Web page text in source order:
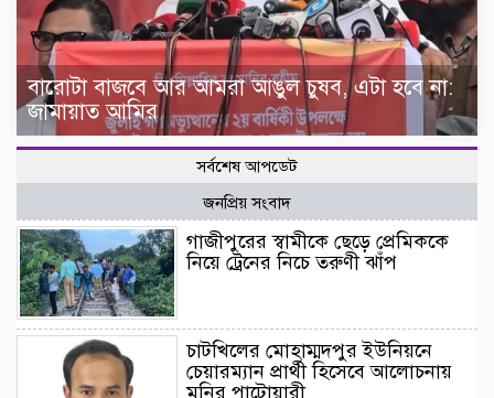
বারোটা বাজবে আর আমরা আঙুল চুষব, এটা হবে না:
জামায়াত আমির
সর্বশেষ আপডেট
জনপ্রিয় সংবাদ
গাজীপুরের স্বামীকে ছেড়ে প্রেমিককে
নিয়ে ট্রেনের নিচে তরুণী ঝাঁপ
চাটখিলের মোহাম্মদপুর ইউনিয়নে
চেয়ারম্যান প্রার্থী হিসেবে আলোচনায়
মনির পাটোয়ারী